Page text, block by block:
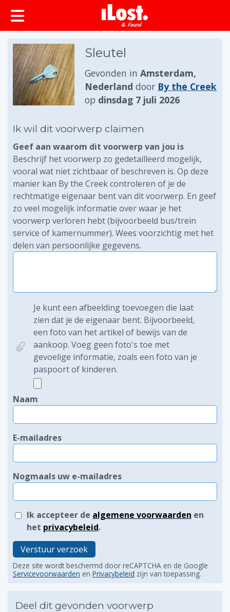
Sleutel
Gevonden in Amsterdam,
Nederland door By the Creek
op dinsdag 7 juli 2026
Ik wil dit voorwerp claimen
Geef aan waarom dit voorwerp van jou is
Beschrijf het voorwerp zo gedetailleerd mogelijk,
vooral wat niet zichtbaar of beschreven is. Op deze
manier kan By the Creek controleren of je de
rechtmatige eigenaar bent van dit voorwerp. En geef
zo veel mogelijk informatie over waar je het
voorwerp verloren hebt (bijvoorbeeld bus/trein
service of kamernummer). Wees voorzichtig met het
delen van persoonlijke gegevens.
Je kunt een afbeelding toevoegen die laat
zien dat je de eigenaar bent. Bijvoorbeeld,
een foto van het artikel of bewijs van de
aankoop. Voeg geen foto's toe met
gevoelige informatie, zoals een foto van je
paspoort of kinderen.
Naam
E-mailadres
Nogmaals uw e-mailadres
Ik accepteer de algemene voorwaarden en
het privacybeleid.
Verstuur verzoek
Deze site wordt beschermd door reCAPTCHA en de Google
Servicevoorwaarden en Privacybeleid zijn van toepassing.
Deel dit gevonden voorwerp